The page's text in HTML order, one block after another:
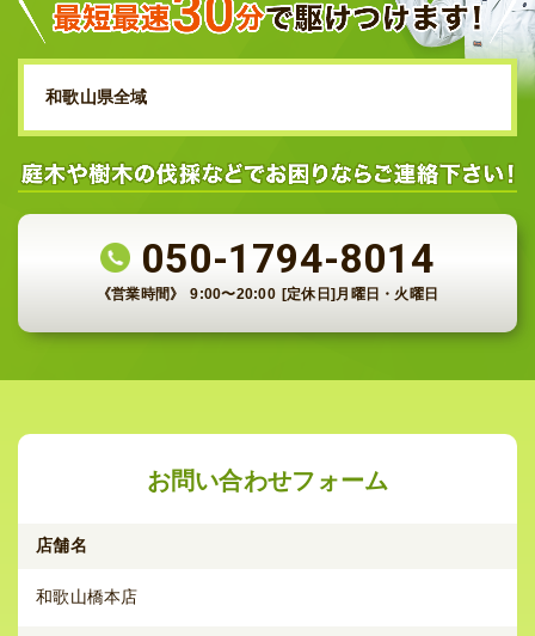
和歌山県全域
050-1794-8014
《営業時間》 9:00〜20:00 [定休日]月曜日・火曜日
お問い合わせフォーム
店舗名
和歌山橋本店